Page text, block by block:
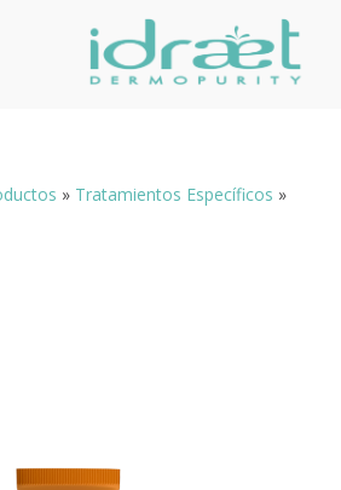
» Tratamientos Específicos »